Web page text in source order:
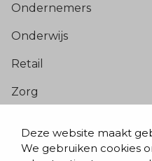
Deze website maakt
We gebruiken cookies
Ondernemers
Onderwijs
Retail
Zorg
Blogs & nieuws